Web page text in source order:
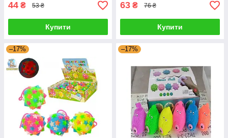
44 ₴ 53 ₴
Купити
63 ₴ 76 ₴
Купити
–17% –17%